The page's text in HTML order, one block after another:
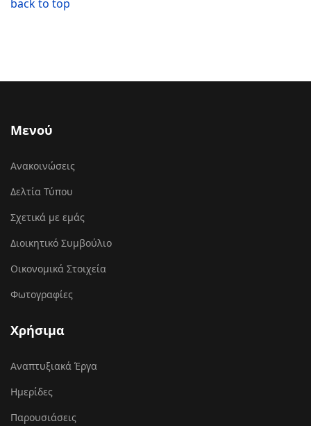
back to top
Μενού
Ανακοινώσεις
Δελτία Τύπου
Σχετικά με εμάς
Διοικητικό Συμβούλιο
Οικονομικά Στοιχεία
Φωτογραφίες
Χρήσιμα
Αναπτυξιακά Έργα
Ημερίδες
Παρουσιάσεις